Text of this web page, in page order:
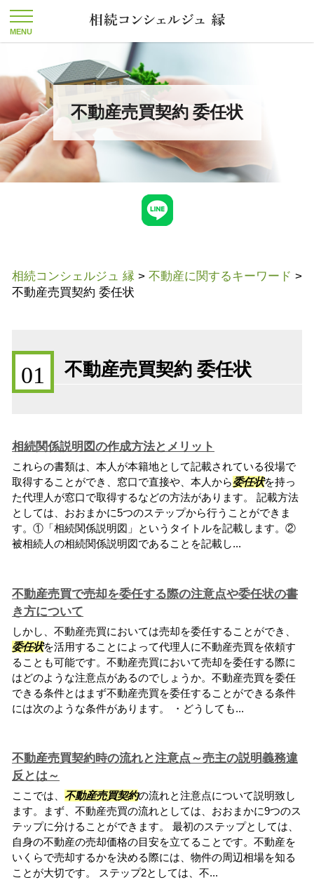
不動産売買契約 委任状
相続コンシェルジュ 縁 > 不動産に関するキーワード >
不動産売買契約 委任状
01 不動産売買契約 委任状
相続関係説明図の作成方法とメリット
これらの書類は、本人が本籍地として記載されている役場で
取得することができ、窓口で直接や、本人から委任状を持っ
た代理人が窓口で取得するなどの方法があります。 記載方法
としては、おおまかに5つのステップから行うことができま
す。①「相続関係説明図」というタイトルを記載します。②
被相続人の相続関係説明図であることを記載し...
不動産売買で売却を委任する際の注意点や委任状の書
き方について
しかし、不動産売買においては売却を委任することができ、
委任状を活用することによって代理人に不動産売買を依頼す
ることも可能です。不動産売買において売却を委任する際に
はどのような注意点があるのでしょうか。不動産売買を委任
できる条件とはまず不動産売買を委任することができる条件
には次のような条件があります。 ・どうしても...
不動産売買契約時の流れと注意点～売主の説明義務違
反とは～
ここでは、 不動産売買契約の流れと注意点について説明致し
ます。まず、不動産売買の流れとしては、おおまかに9つのス
テップに分けることができます。 最初のステップとしては、
自身の不動産の売却価格の目安を立てることです。不動産を
いくらで売却するかを決める際には、物件の周辺相場を知る
ことが大切です。 ステップ2としては、不...